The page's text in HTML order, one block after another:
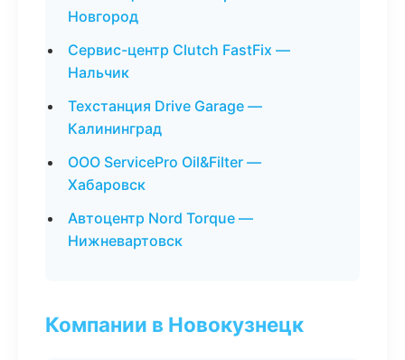
Новгород
Сервис-центр Clutch FastFix —
Нальчик
Техстанция Drive Garage —
Калининград
ООО ServicePro Oil&Filter —
Хабаровск
Автоцентр Nord Torque —
Нижневартовск
Компании в Новокузнецк